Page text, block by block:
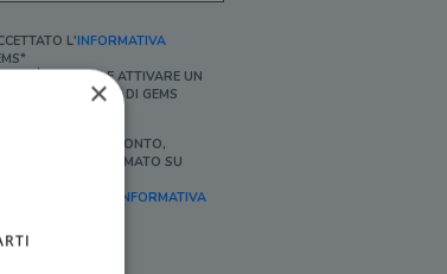
L'INFORMATIVA
NON È POSSIBILE ATTIVARE UN
I SERVIZI DI GEMS
BUONI SCONTO,
ESSERE INFORMATO SU
ART.2 (E),
INFORMATIVA
×